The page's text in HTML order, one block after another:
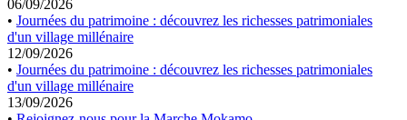
06/09/2026
• Journées du patrimoine : découvrez les richesses patrimoniales
d'un village millénaire
12/09/2026
• Journées du patrimoine : découvrez les richesses patrimoniales
d'un village millénaire
13/09/2026